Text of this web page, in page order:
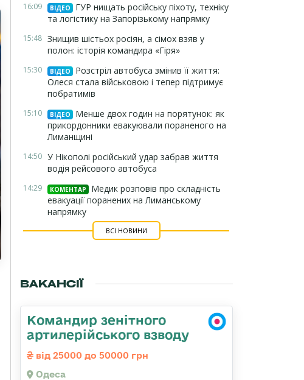
16:09 ВІДЕО
ГУР нищать російську піхоту, техніку
та логістику на Запорізькому напрямку
15:48 Знищив шістьох росіян, а сімох взяв у
полон: історія командира «Гіря»
15:30 ВІДЕО
Розстріл автобуса змінив її життя:
Олеся стала військовою і тепер підтримує
побратимів
15:10 ВІДЕО
Менше двох годин на порятунок: як
прикордонники евакуювали пораненого на
Лиманщині
14:50 У Нікополі російський удар забрав життя
водія рейсового автобуса
14:29 КОМЕНТАР
Медик розповів про складність
евакуації поранених на Лиманському
напрямку
ВСІ НОВИНИ
ВАКАНСІЇ
Командир зенітного
артилерійського взводу
від 25000 до 50000 грн
Одеса